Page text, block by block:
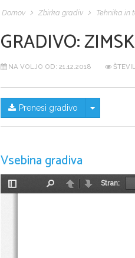
Domov Zbirka gradiv Tehnika in
GRADIVO:
NA VOLJO OD: 21.12.2018
Prenesi gradivo Skrij/
Vsebina gradiva
Preklopi
NazajNaprej
Stran: